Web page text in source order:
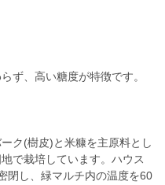
ず、高い糖度が特徴です。
ク(樹皮)と米糠を主原料とし
で栽培しています。ハウス
閉し、緑マルチ内の温度を60